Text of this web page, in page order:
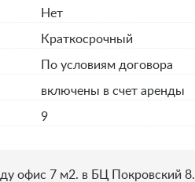
Нет
Краткосрочный
По условиям договора
включены в счет аренды
9
офис 7 м2. в БЦ Покровский 8.